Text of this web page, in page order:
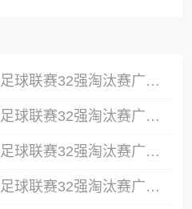
08月03日佛山西甲足球联赛32强淘汰赛广东客家青年VS广州英华思力U17全场录像
08月03日佛山西甲足球联赛32强淘汰赛广州求信VS顺德新青年全场录像
08月03日佛山西甲足球联赛32强淘汰赛广东凤铝VS湛江八部科技全场录像
08月03日佛山西甲足球联赛32强淘汰赛广州蜀地红VS广州戴拿模全场录像